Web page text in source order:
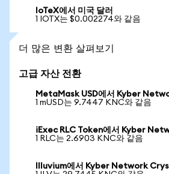
IoTeX에서 미국 달러
1 IOTX는 $0.002274와 같음
더 많은 변환 살펴보기
고급 자산 전환
MetaMask USD에서 Kyber
1 mUSD는 9.7447 KNC와 같음
iExec RLC Token에서 Kyber
1 RLC는 2.6903 KNC와 같음
Illuvium에서 Kyber Network